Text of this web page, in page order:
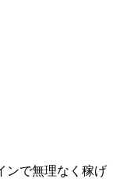
ンで無理なく稼げ